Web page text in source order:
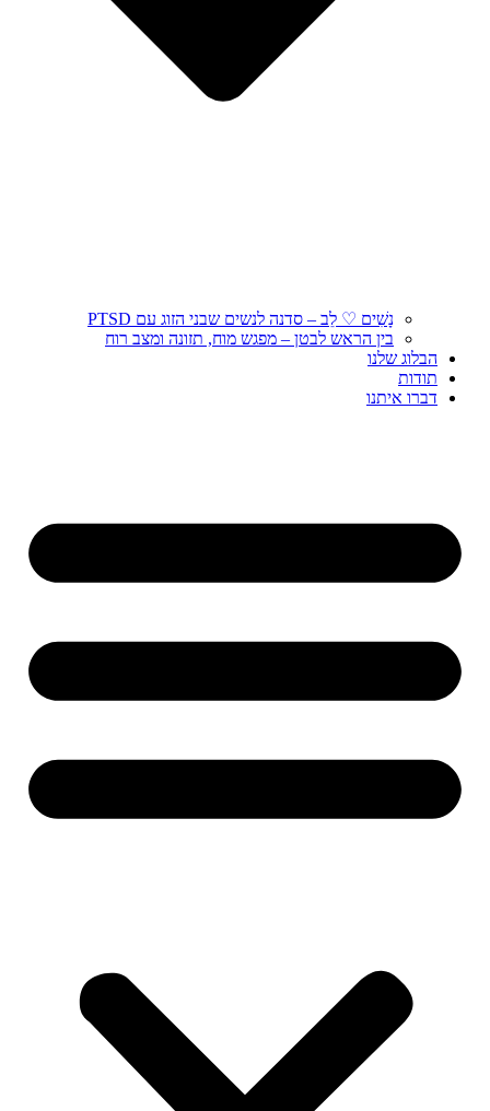
נָשִׁים ♡ לֵב – סדנה לנשים שבני הזוג עם PTSD
בין הראש לבטן – מפגש מוח, תזונה ומצב רוח
הבלוג שלנו
תודות
דברו איתנו